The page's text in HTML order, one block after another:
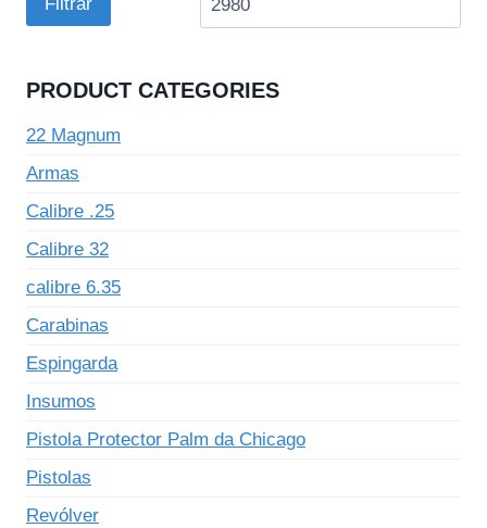
PRODUCT CATEGORIES
22 Magnum
Armas
Calibre .25
Calibre 32
calibre 6.35
Carabinas
Espingarda
Insumos
Pistola Protector Palm da Chicago
Pistolas
Revólver